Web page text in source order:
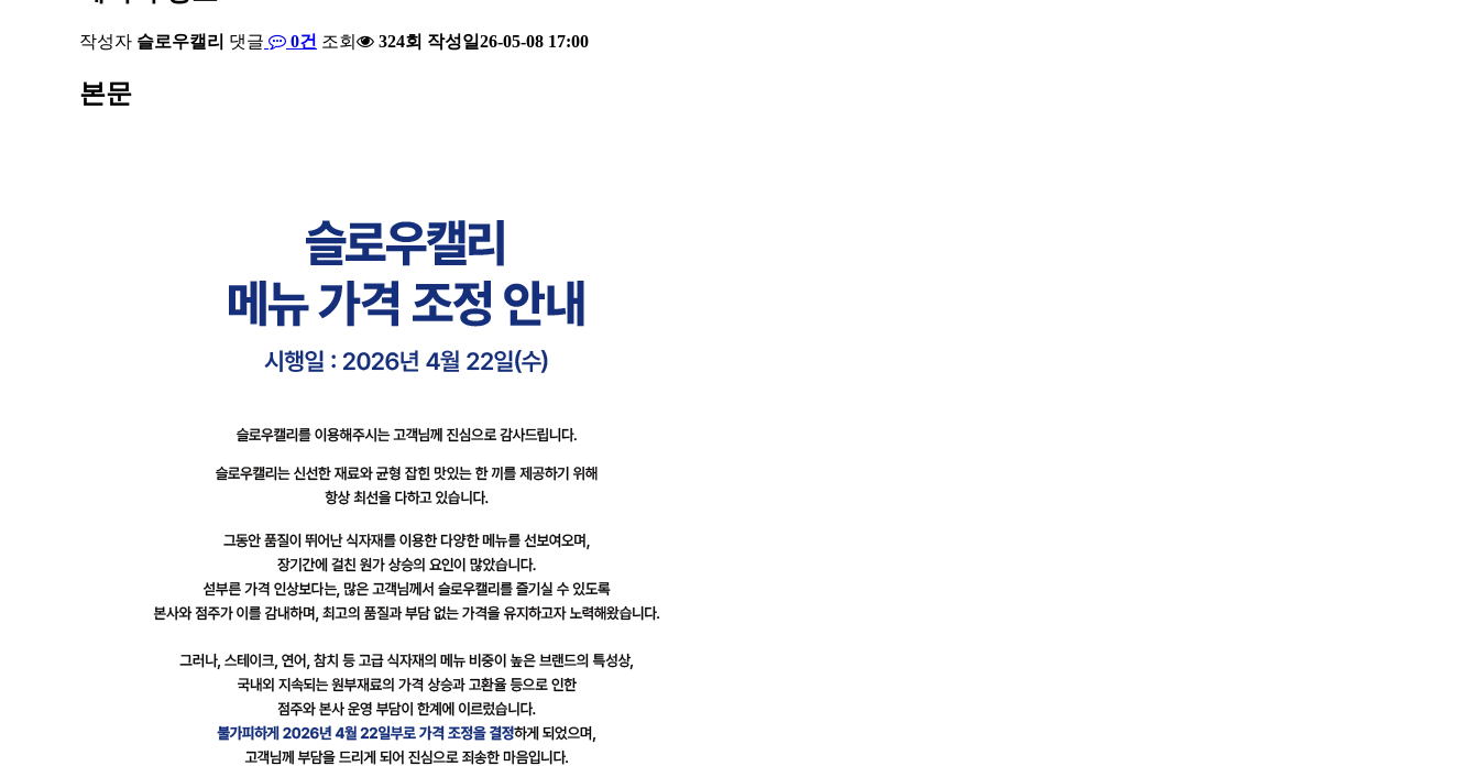
작성자 슬로우캘리 댓글 0건 조회 324회 작성일26-05-08 17:00
본문